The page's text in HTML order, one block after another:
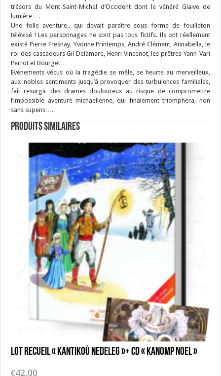
trésors du Mont-Saint-Michel d’Occident dont le vénéré Glaive de
lumière….
Une folle aventure.. qui devait paraître sous forme de feuilleton
télévisé ! Les personnages ne sont pas tous fictifs. Ils ont réellement
existé Pierre Fresnay, Yvonne Printemps, André Clément, Annabella, le
roi des cascadeurs Gil Delamare, Henri Vincenot, les prêtres Yann-Vari
Perrot et Bourget…
Evénements vécus où la tragédie se mêle, se heurte au merveilleux,
aux nobles sentiments jusqu’à provoquer des turbulences familiales,
fait resurgir des drames douloureux au risque de compromettre
l’impossible aventure michaelienne, qui finalement triomphera, non
sans supens….
Produits similaires
Lot Recueil « Kantikoù Nedeleg »+ CD « Kanomp Noel »
€42,00